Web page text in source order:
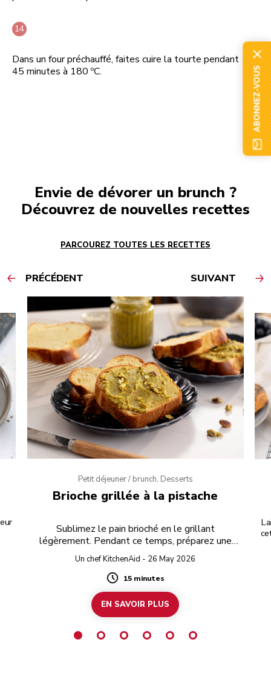
Dans un four préchauffé, faites cuire la tourte pendant
45 minutes à 180 ºC.
Envie de dévorer un brunch ?
Découvrez de nouvelles recettes
PARCOUREZ TOUTES LES RECETTES
PRÉCÉDENT SUIVANT
Petit déjeuner / brunch, Desserts
Brioche grillée à la pistache
Sublimez le pain brioché en le grillant
légèrement. Pendant ce temps, préparez une
délicieuse pâte à tartiner à la pistache et au
chocolat blanc.
Un chef KitchenAid - 26 May 2026
Duration
15 minutes
EN SAVOIR PLUS
ABONNEZ-VOUS